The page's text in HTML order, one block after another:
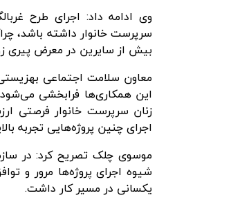
وی ادامه داد: اجرای طرح
سرپرست خانوار داشته باشد،
بیش از سایرین در معرض پیری
معاون سلامت اجتماعی
این همکاری‌ها فرابخشی می‌شود،
زنان سرپرست خانوار فرصتی
اجرای چنین پروژه‌هایی تجربه
موسوی چلک تصریح کرد: در
شیوه اجرای پروژه‌ها مرور و
یکسانی در مسیر کار داشت.